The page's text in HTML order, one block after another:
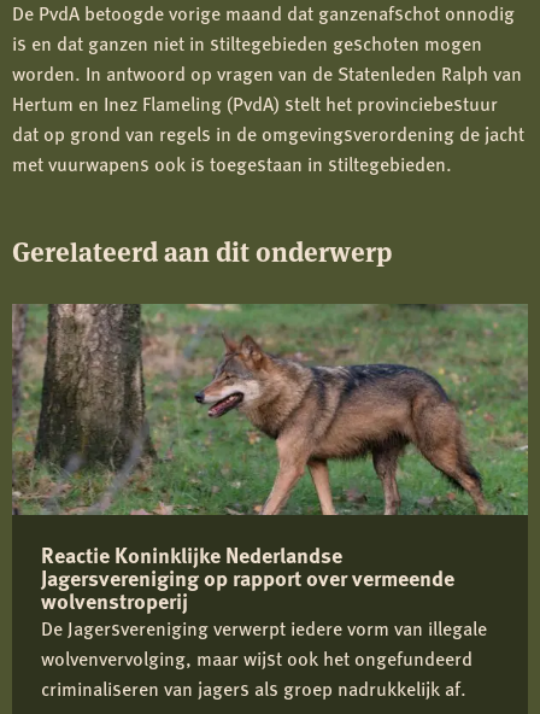
De PvdA betoogde vorige maand dat ganzenafschot onnodig
is en dat ganzen niet in stiltegebieden geschoten mogen
worden. In antwoord op vragen van de Statenleden Ralph van
Hertum en Inez Flameling (PvdA) stelt het provinciebestuur
dat op grond van regels in de omgevingsverordening de jacht
met vuurwapens ook is toegestaan in stiltegebieden.
Gerelateerd aan dit onderwerp
Reactie Koninklijke Nederlandse
Jagersvereniging op rapport over vermeende
wolvenstroperij
De Jagersvereniging verwerpt iedere vorm van illegale
wolvenvervolging, maar wijst ook het ongefundeerd
criminaliseren van jagers als groep nadrukkelijk af.